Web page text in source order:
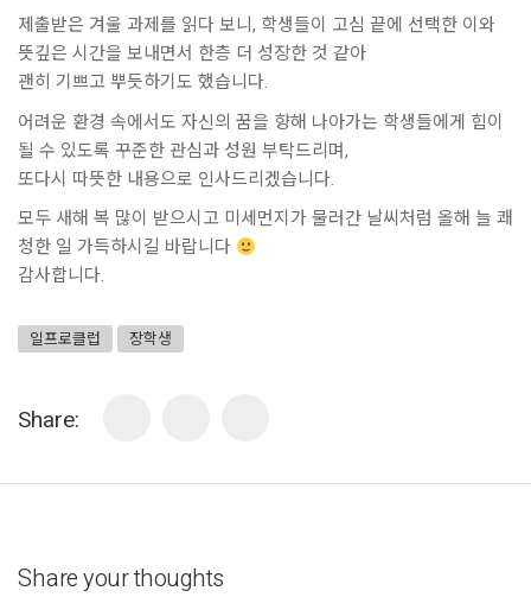
제출받은 겨울 과제를 읽다 보니, 학생들이 고심 끝에 선택한 이와
뜻깊은 시간을 보내면서 한층 더 성장한 것 같아
괜히 기쁘고 뿌듯하기도 했습니다.
어려운 환경 속에서도 자신의 꿈을 향해 나아가는 학생들에게 힘이
될 수 있도록 꾸준한 관심과 성원 부탁드리며,
또다시 따뜻한 내용으로 인사드리겠습니다.
모두 새해 복 많이 받으시고 미세먼지가 물러간 날씨처럼 올해 늘 쾌
청한 일 가득하시길 바랍니다
감사합니다.
일프로클럽 장학생
Share:
Share your thoughts